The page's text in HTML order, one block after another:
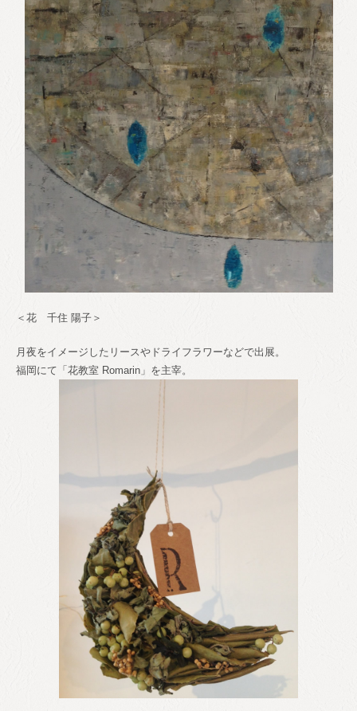
＜花 千住 陽子＞
月夜をイメージしたリースやドライフラワーなどで出展。
福岡にて「花教室 Romarin」を主宰。